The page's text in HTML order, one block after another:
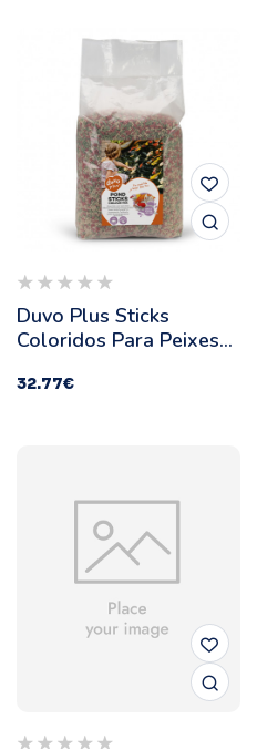
Duvo Plus Sticks
Coloridos Para Peixes
40 L
32.77€